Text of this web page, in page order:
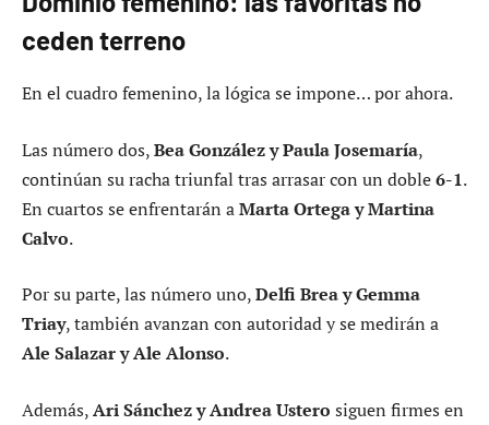
ceden terreno
En el cuadro femenino, la lógica se impone… por ahora.
Las número dos,Bea González y Paula Josemaría,
continúan su racha triunfal tras arrasar con un doble6-1.
En cuartos se enfrentarán aMarta Ortega y Martina
Calvo.
Por su parte, las número uno,Delfi Brea y Gemma
Triay, también avanzan con autoridad y se medirán a
Ale Salazar y Ale Alonso.
Además,Ari Sánchez y Andrea Ustero siguen firmes en